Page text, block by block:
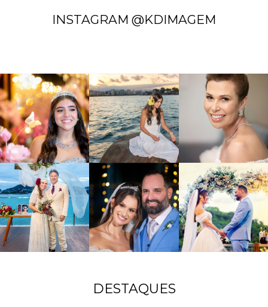
INSTAGRAM @KDIMAGEM
DESTAQUES